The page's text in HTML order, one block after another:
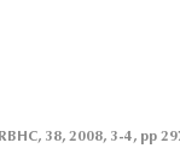
38, 2008, 3-4, pp